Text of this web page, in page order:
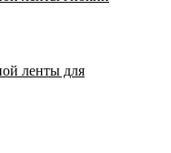
ленты для